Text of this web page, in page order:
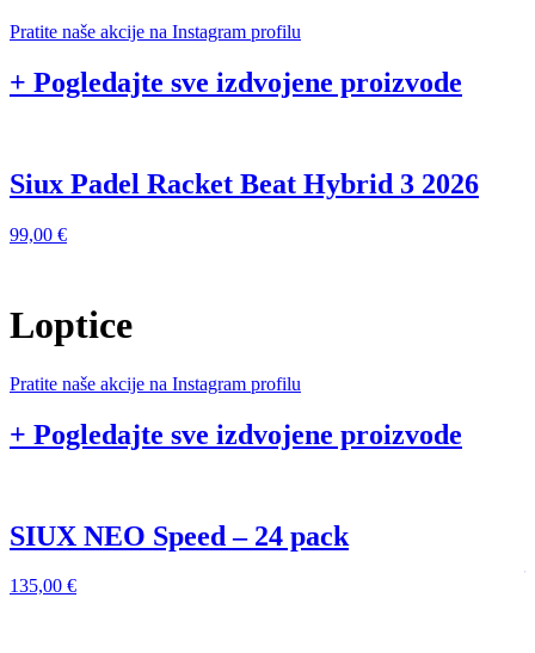
Pratite naše akcije na Instagram profilu
+ Pogledajte sve izdvojene proizvode
Siux Padel Racket Beat Hybrid 3 2026
99,00 €
Loptice
Pratite naše akcije na Instagram profilu
+ Pogledajte sve izdvojene proizvode
SIUX NEO Speed – 24 pack
135,00 €